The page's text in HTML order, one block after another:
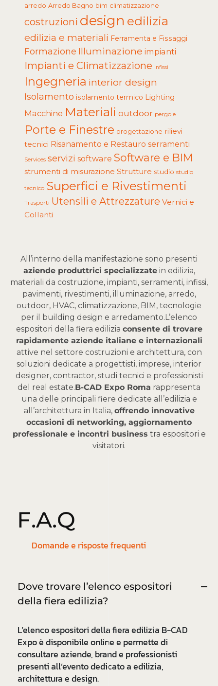
arredo Arredo Bagno bim climatizzazione
costruzioni design edilizia
edilizia e materiali Ferramenta e Fissaggi
Formazione Illuminazione impianti
Impianti e Climatizzazione infissi
Ingegneria interior design
Isolamento isolamento termico Lighting
Macchine Materiali outdoor pergole
Porte e Finestre progettazione rilievi
tecnici Risanamento e Restauro serramenti
Services servizi software Software e BIM
strumenti di misurazione Strutture studio studio
tecnico Superfici e Rivestimenti
Trasporti Utensili e Attrezzature Vernici e
Collanti
All’interno della manifestazione sono presenti
aziende produttrici specializzatein edilizia,
materiali da costruzione, impianti, serramenti, infissi,
pavimenti, rivestimenti, illuminazione, arredo,
outdoor, HVAC, climatizzazione, BIM, tecnologie
per il building design e arredamento. L’elenco
espositori della fiera edilizia consente di trovare
rapidamente aziende italiane e internazionali
attive nel settore costruzioni e architettura, con
soluzioni dedicate a progettisti, imprese, interior
designer, contractor, studi tecnici e professionisti
del real estate.B-CAD Expo Roma rappresenta
una delle principali fiere dedicate all’edilizia e
all’architettura in Italia, offrendo innovative
occasioni di networking, aggiornamento
professionale e incontri business tra espositori e
visitatori.
F.A.Q
Domande e risposte frequenti
Dove trovare l’elenco espositori
della fiera edilizia?
L’elenco espositori della fiera edilizia B-CAD
Expo è disponibile online e permette di
consultare aziende, brand e professionisti
presenti all’evento dedicato a edilizia,
architettura e design.